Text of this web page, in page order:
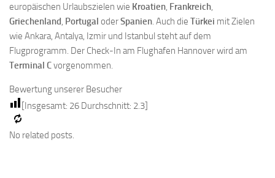
europäischen Urlaubszielen wie Kroatien Frankreich
Griechenland Portugal oderSpanien . Auch die Türkei mit Zielen
wie Ankara, Antalya, Izmir und Istanbul steht auf dem
Flugprogramm. Der Check-In am Flughafen Hannover wird am
Terminal Cvorgenommen.
Bewertung unserer Besucher
[Insgesamt: 26 Durchschnitt: 2.3]
No related posts.